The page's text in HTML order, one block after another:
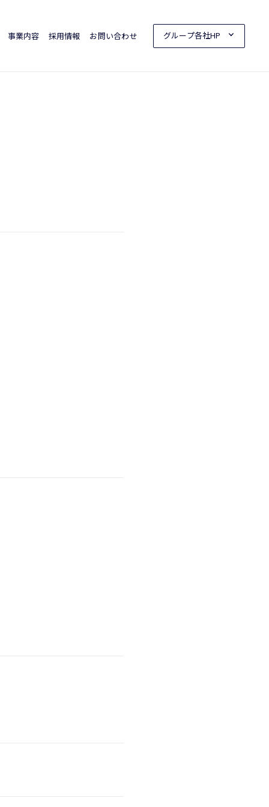
事業内容 採用情報 お問い合わせ グループ各社HP